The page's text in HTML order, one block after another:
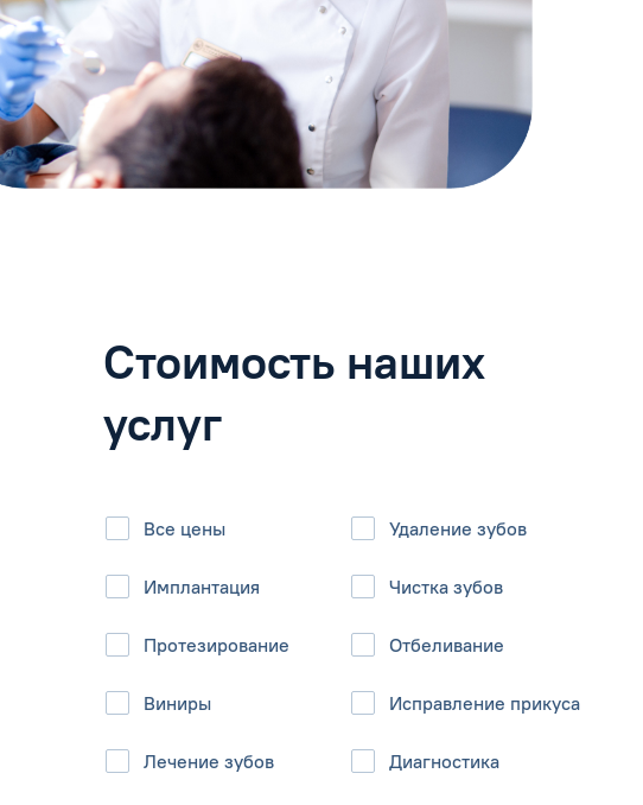
Стоимость наших
услуг
Все цены
Имплантация
Протезирование
Виниры
Лечение зубов
Удаление зубов
Чистка зубов
Отбеливание
Исправление прикуса
Диагностика